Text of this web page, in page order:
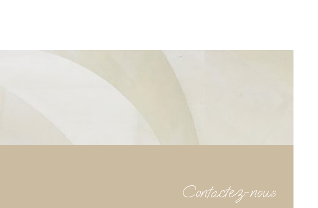
Contactez-nous